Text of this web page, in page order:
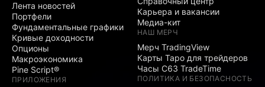
Лента новостей
Портфели
Фундаментальные графики
Кривые доходности
Опционы
Макроэкономика
Pine Script®
ПРИЛОЖЕНИЯ
Карьера и вакансии
Медиа-кит
НАШ МЕРЧ
Мерч TradingView
Карты Таро для трейдеров
Часы C63 TradeTime
ПОЛИТИКА И БЕЗОПАСНОСТЬ